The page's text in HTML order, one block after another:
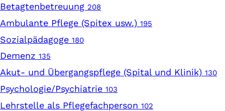
Betagtenbetreuung 208
Ambulante Pflege (Spitex usw.) 195
Sozialpädagoge 180
Demenz 135
Akut- und Übergangspflege (Spital und Klinik) 130
Psychologie/Psychiatrie 103
Lehrstelle als Pflegefachperson 102